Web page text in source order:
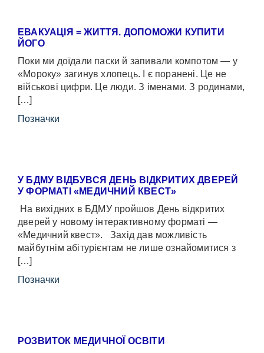
ЕВАКУАЦІЯ = ЖИТТЯ. ДОПОМОЖИ КУПИТИ
ЙОГО
Поки ми доїдали паски й запивали компотом — у
«Мороку» загинув хлопець. І є поранені. Це не
військові цифри. Це люди. З іменами. З родинами,
[…]
Позначки
У БДМУ ВІДБУВСЯ ДЕНЬ ВІДКРИТИХ ДВЕРЕЙ
У ФОРМАТІ «МЕДИЧНИЙ КВЕСТ»
На вихідних в БДМУ пройшов День відкритих
дверей у новому інтерактивному форматі —
«Медичний квест». Захід дав можливість
майбутнім абітурієнтам не лише ознайомитися з
[…]
Позначки
РОЗВИТОК МЕДИЧНОЇ ОСВІТИ